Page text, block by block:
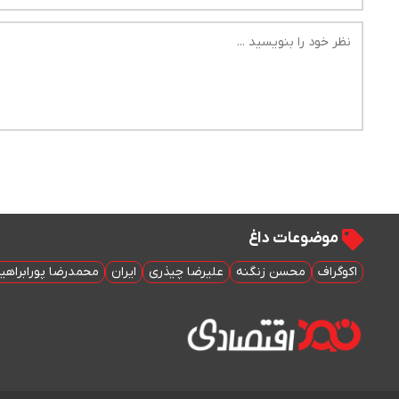
موضوعات داغ
اکوگراف محسن زنگنه علیرضا چیذری ایران محمدرضا